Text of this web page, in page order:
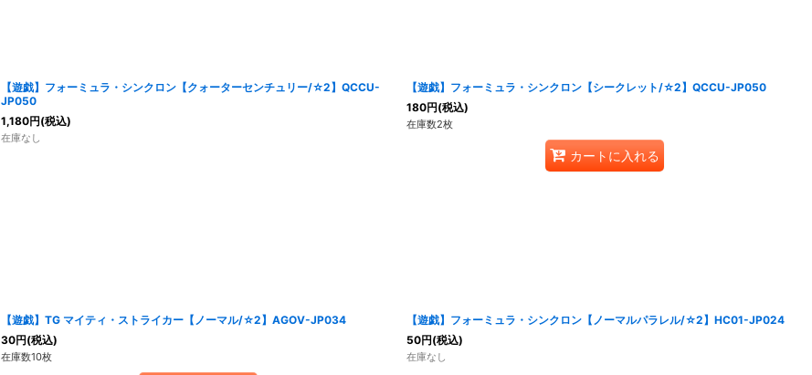
【遊戯】フォーミュラ・シンクロン【クォーターセンチュリー/☆2】QCCU-
JP050
1,180円(税込)
在庫なし
【遊戯】フォーミュラ・シンクロン【シークレット/☆2】QCCU-JP050
180円(税込)
在庫数2枚
カートに入れる
【遊戯】TG マイティ・ストライカー【ノーマル/☆2】AGOV-JP034
30円(税込)
在庫数10枚
【遊戯】フォーミュラ・シンクロン【ノーマルパラレル/☆2】HC01-JP024
50円(税込)
在庫なし